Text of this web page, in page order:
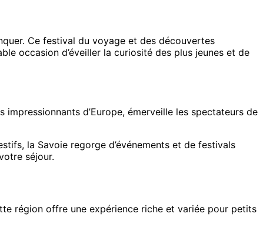
Ce festival du voyage et des découvertes
occasion d’éveiller la curiosité des plus jeunes et de
d’Europe, émerveille les spectateurs de
la Savoie regorge d’événements et de festivals
séjour.
région offre une expérience riche et variée pour petits